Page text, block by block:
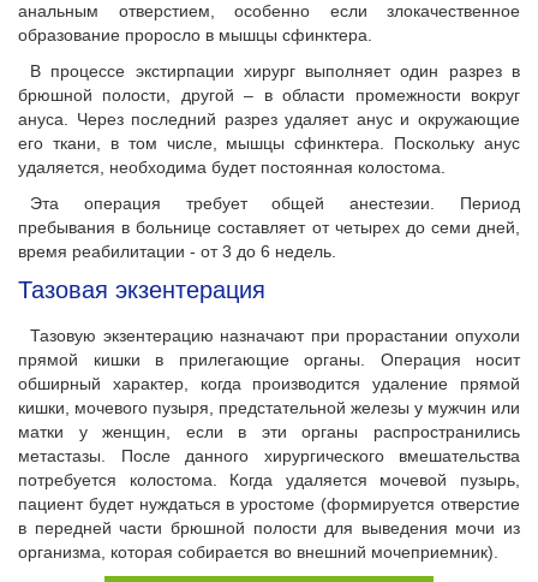
анальным отверстием, особенно если злокачественное
образование проросло в мышцы сфинктера.
В процессе экстирпации хирург выполняет один разрез в
брюшной полости, другой – в области промежности вокруг
ануса. Через последний разрез удаляет анус и окружающие
его ткани, в том числе, мышцы сфинктера. Поскольку анус
удаляется, необходима будет постоянная колостома.
Эта операция требует общей анестезии. Период
пребывания в больнице составляет от четырех до семи дней,
время реабилитации - от 3 до 6 недель.
Тазовая экзентерация
Тазовую экзентерацию назначают при прорастании опухоли
прямой кишки в прилегающие органы. Операция носит
обширный характер, когда производится удаление прямой
кишки, мочевого пузыря, предстательной железы у мужчин или
матки у женщин, если в эти органы распространились
метастазы. После данного хирургического вмешательства
потребуется колостома. Когда удаляется мочевой пузырь,
пациент будет нуждаться в уростоме (формируется отверстие
в передней части брюшной полости для выведения мочи из
организма, которая собирается во внешний мочеприемник).